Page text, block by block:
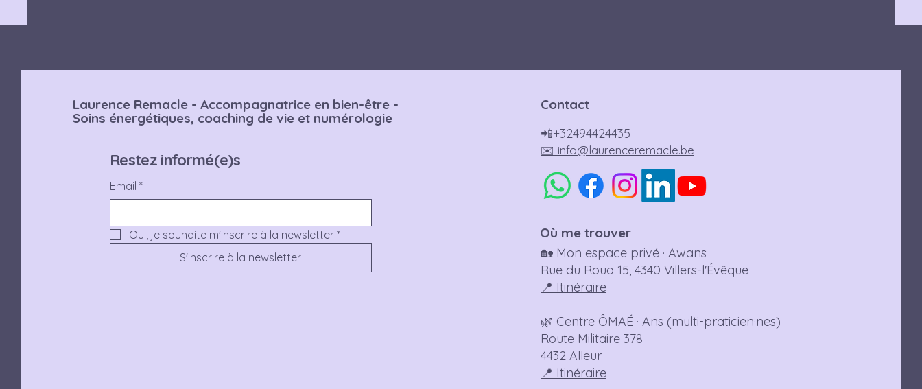
Laurence Remacle - Accompagnatrice en bien-être -
Soins énergétiques, coaching de vie et numérologie
Restez informé(e)s
Email *
Oui, je souhaite m'inscrire à la newsletter *
S'inscrire à la newsletter
Contact
📲+32494424435
✉️ info@laurenceremacle.be
​Où me trouver
🏡 Mon espace privé · Awans
Rue du Roua 15, 4340 Villers-l'Évêque
📍 Itinéraire
🌿 Centre ÔMAÉ · Ans (multi-praticien·nes)
Route Militaire 378
4432 Alleur
📍 Itinéraire